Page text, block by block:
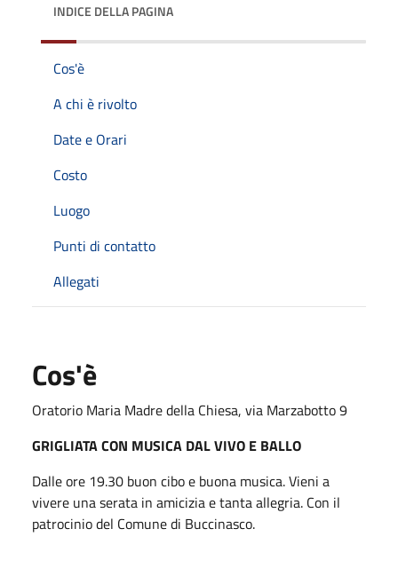
INDICE DELLA PAGINA
Cos'è
A chi è rivolto
Date e Orari
Costo
Luogo
Punti di contatto
Allegati
Cos'è
Oratorio Maria Madre della Chiesa, via Marzabotto 9
GRIGLIATA CON MUSICA DAL VIVO E BALLO
Dalle ore 19.30 buon cibo e buona musica. Vieni a
vivere una serata in amicizia e tanta allegria. Con il
patrocinio del Comune di Buccinasco.